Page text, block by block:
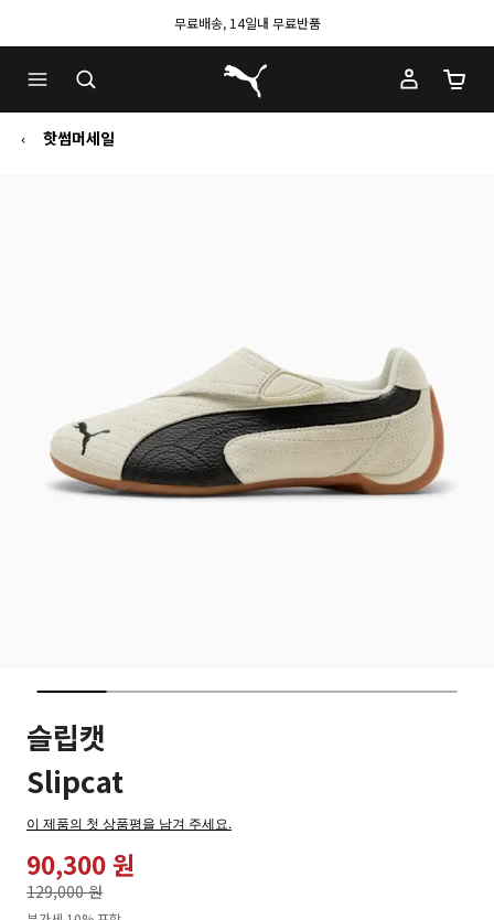
무료배송, 14일내 무료반품
푸마 홈
장바
핫썸머세일
슬립캣
Slipcat
이 제품의 첫 상품평을 남겨 주세요.
90,300 원
129,000 원
로